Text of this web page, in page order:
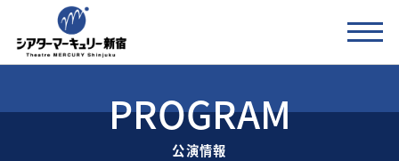
公演情報 PROGRAM
公演情報